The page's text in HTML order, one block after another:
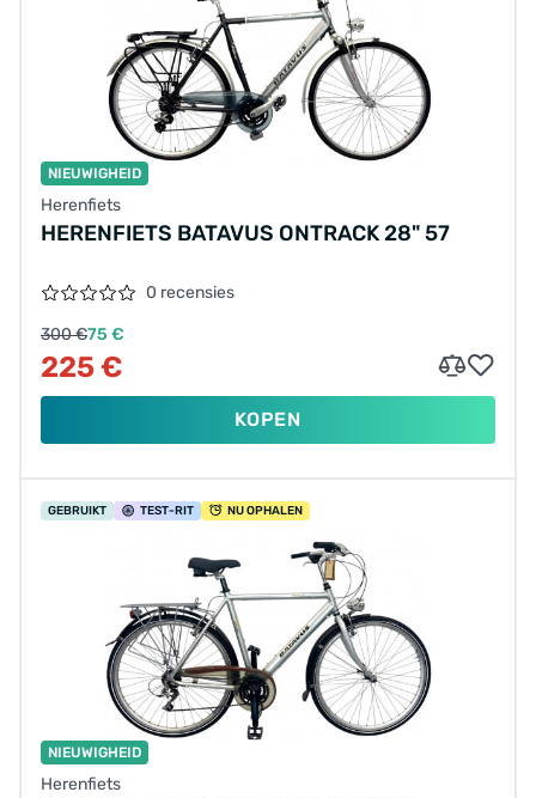
NIEUWIGHEID
Herenfiets
HERENFIETS BATAVUS ONTRACK 28" 57
0 recensies
300 €75 €
225 €
KOPEN
GEBRUIKT TEST-RIT NU OPHALEN
NIEUWIGHEID
Herenfiets